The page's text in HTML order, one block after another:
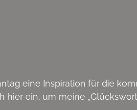
eine Inspiration für die
hier ein, um meine